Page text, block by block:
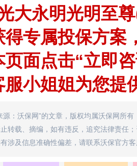
大永明光明至
得专属投保方案
面点击“立即
服小姐姐为您提
源：沃保网”的文章，版权均属沃保网所
转载、摘编，如有违反，追究法律责任
涉及信息准确性偏差，请联系沃保官方